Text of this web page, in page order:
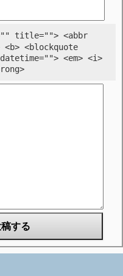
title=""> <abbr
<blockquote
<em> <i>